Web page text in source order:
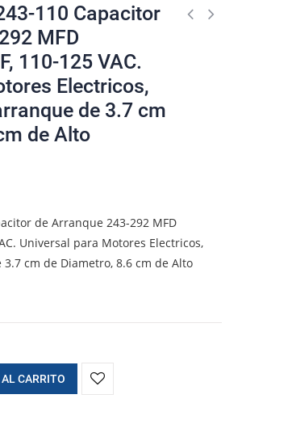
110 Capacitor
MFD
110-125 VAC.
Electricos,
de 3.7 cm
de Alto
de Arranque 243-292 MFD
Universal para Motores Electricos,
cm de Diametro, 8.6 cm de Alto
CARRITO